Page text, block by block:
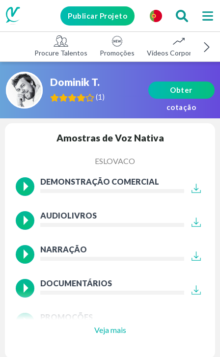
Publicar Projeto
Procure Talentos Promoções Vídeos Corporativos
Dominik T.
(1 )
Obter
cotação
Amostras de Voz Nativa
ESLOVACO
DEMONSTRAÇÃO COMERCIAL
AUDIOLIVROS
NARRAÇÃO
DOCUMENTÁRIOS
PROMOÇÕES
Veja mais